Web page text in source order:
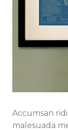
Accumsan
malesuada